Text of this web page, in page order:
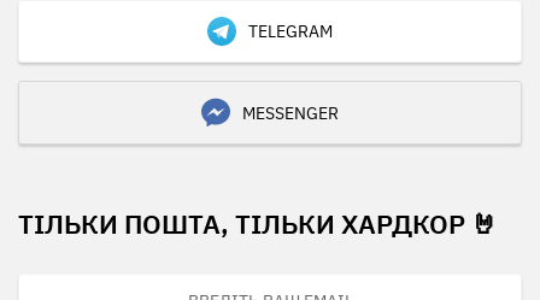
TELEGRAM
MESSENGER
ТІЛЬКИ ПОШТА, ТІЛЬКИ ХАРДКОР 🤘